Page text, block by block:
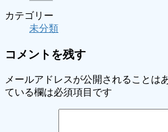
カテゴリー
未分類
コメントを残す
メールアドレスが公開されることは
ている欄は必須項目です